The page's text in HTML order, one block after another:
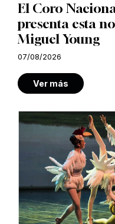
El Coro
presenta esta
Miguel Young
07/08/2026
Ver más